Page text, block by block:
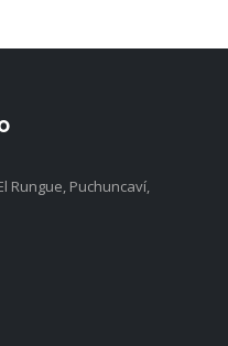
Rungue, Puchuncaví,